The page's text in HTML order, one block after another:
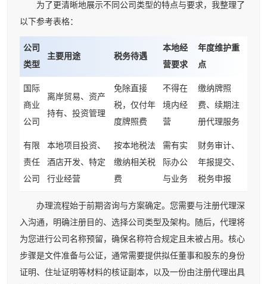
为了更清晰地展示不同公司类型的特点与要求，我整理了
以下参考表格：
公司
类型
主要用途 税务待遇
本地经
营要求
年度维护重
点
国际
商业
公司
离岸贸易、资产
持有、投资管理
免除直接
税，仅付年
度牌照费
不得在
境内经
营
缴纳牌照
费、续期注
册代理服务
有限
责任
公司
本地项目投资、
酒店开发、特定
行业经营
按本地税法
缴纳相关税
费
需有实
际办公
与业务
财务审计、
年报提交、
税务申报
办理流程始于前期咨询与方案确定。您需要与注册代理深
入沟通，明确注册目的、选择公司类型及架构。随后，代理将
为您进行公司名称预留，确保名称符合规定且未被占用。核心
步骤是文件准备与公证，通常需要提供拟任董事和股东的身份
证明、住址证明等材料的核证副本，以及一份由注册代理出具